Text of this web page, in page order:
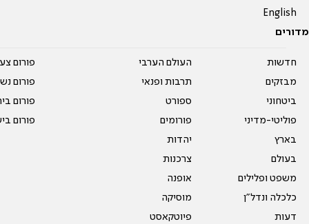
English
מדורים
חדשות
מבזקים
ביטחוני
פוליטי-מדיני
בארץ
בעולם
משפט ופלילים
כלכלה ונדל"ן
דעות
העולם הערבי
תרבות ופנאי
ספורט
פורומים
יהדות
צרכנות
אופנה
מוסיקה
פיוטקאסט
פורום
פורום
פורום
פורום